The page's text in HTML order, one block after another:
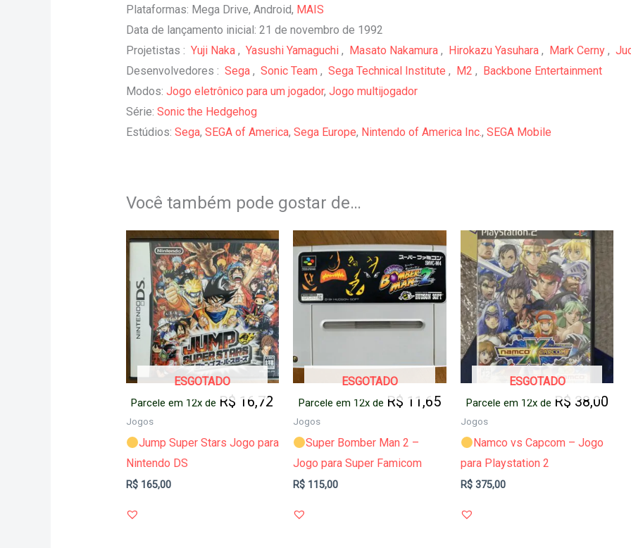
Plataformas: Mega Drive, Android, MAIS
Data de lançamento inicial: 21 de novembro de 1992
Projetistas : Yuji Naka, Yasushi Yamaguchi, Masato Nakamura, Hirokazu Yasuhara, Mark Cerny,
Desenvolvedores : Sega, Sonic Team , Sega Technical Institute , M2 , Backbone Entertainment
Modos: Jogo eletrônico para um jogador, Jogo multijogador
Série: Sonic the Hedgehog
Estúdios: Sega, SEGA of America, Sega Europe, Nintendo of America Inc., SEGA Mobile
Você também pode gostar de…
ESGOTADO
Parcele em 12x de R$ 16,72
Jogos
Jump Super Stars Jogo para
Nintendo DS
R$165,00
ESGOTADO
Parcele em 12x de R$ 11,65
Jogos
Super Bomber Man 2 –
Jogo para Super Famicom
R$ 115,00
ESGOTADO
Parcele em 12x de R$ 38,00
Jogos
Namco vs Capcom – Jogo
para Playstation 2
R$375,00